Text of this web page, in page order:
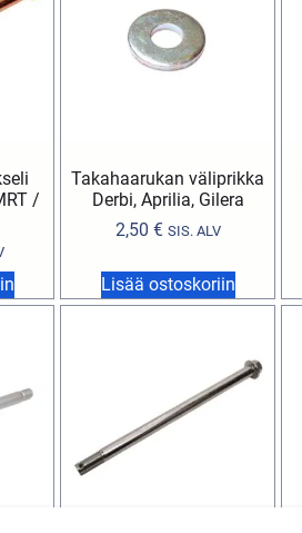
/
Takahaarukan väliprikka
Derbi, Aprilia, Gilera
2,50 € SIS. ALV
Lisää ostoskoriin